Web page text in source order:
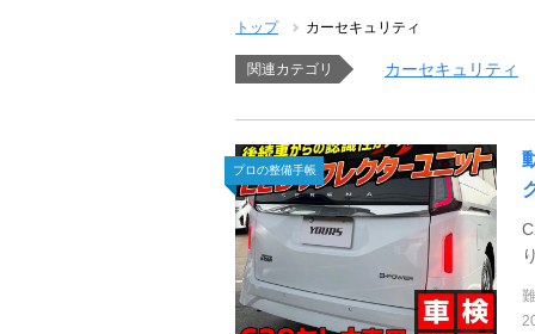
トップ カーセキュリティ
関連カテゴリ カーセキュリティ
プロの整備手帳